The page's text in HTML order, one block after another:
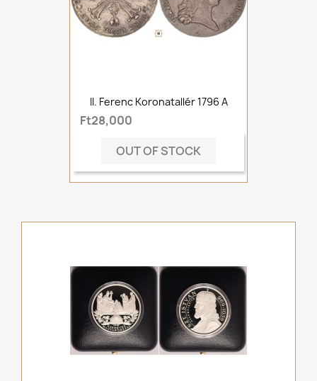
II. Ferenc Koronatallér 1796 A
Ft28,000
OUT OF STOCK